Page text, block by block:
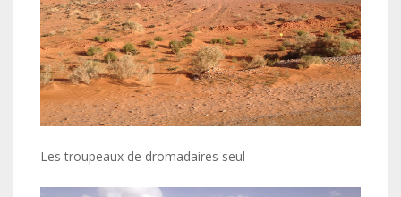
Les troupeaux de dromadaires seul